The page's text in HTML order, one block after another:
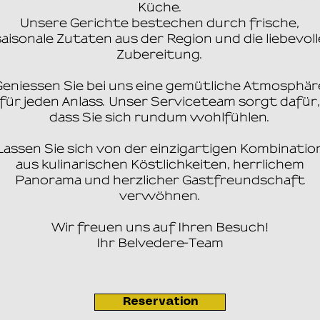
Küche.
Unsere Gerichte bestechen durch frische,
Zutaten aus der Region und die
Zubereitung.
Sie bei uns eine gemütliche
für jeden Anlass. Unser Serviceteam sorgt dafür,
dass Sie sich rundum wohlfühlen.
Sie sich von der einzigartigen
aus kulinarischen Köstlichkeiten, herrlichem
Panorama und herzlicher Gastfreundschaft
verwöhnen.
Wir freuen uns auf Ihren Besuch!
Ihr Belvedere-Team
Reservation